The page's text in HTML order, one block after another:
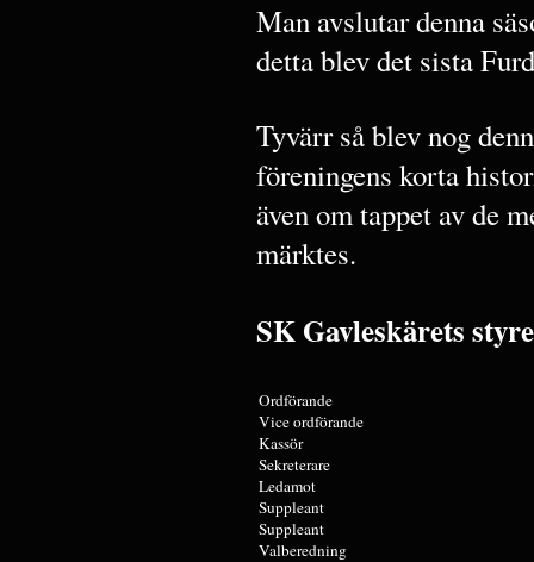
Man avslutar denna
detta blev det sista
Tyvärr så blev nog
föreningens korta
även om tappet av de
märktes.
SK Gavleskärets
Ordförande
Vice ordförande
Kassör
Sekreterare
Ledamot
Suppleant
Suppleant
Valberedning